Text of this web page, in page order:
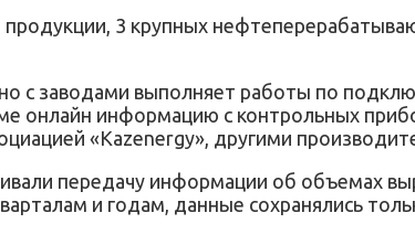
3 крупных
с заводами выполняет работы по
информацию с контрольных
«Kazenergy», другими
передачу информации об объемах
и годам, данные сохранялись